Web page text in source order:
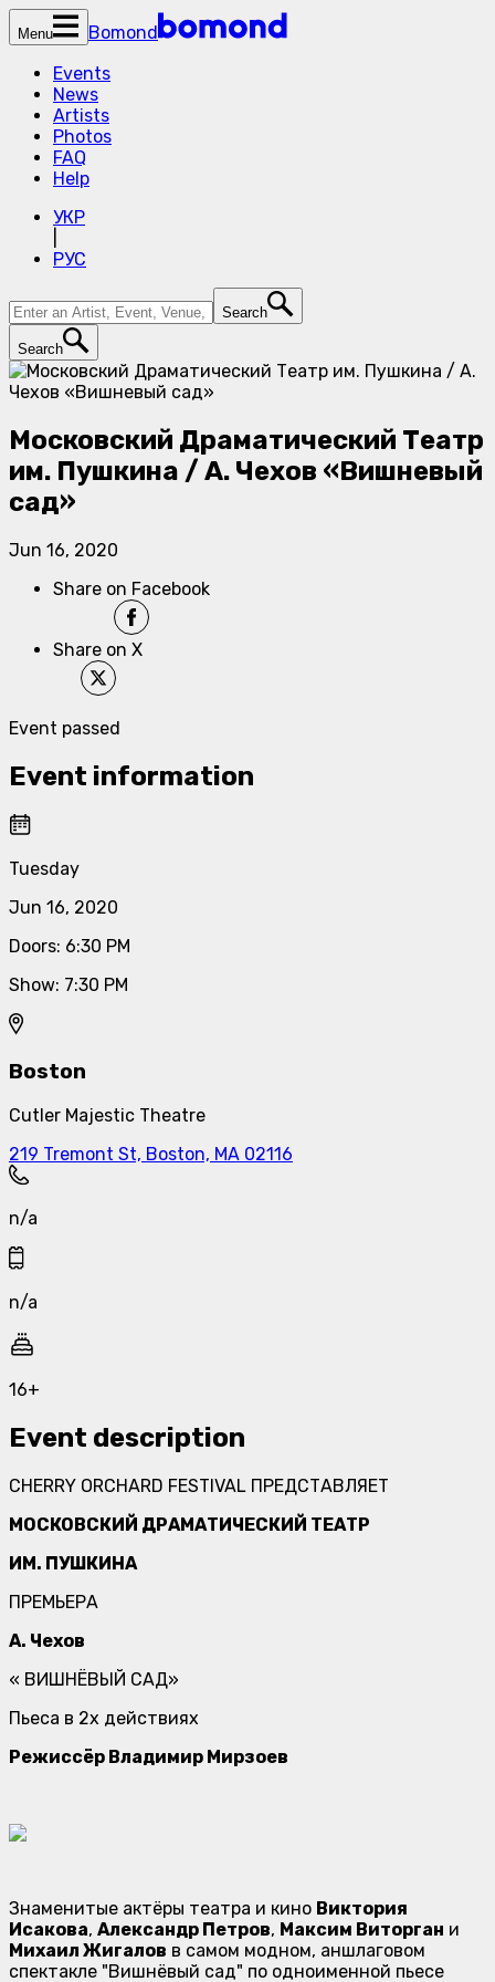
Menu
Bomond
Events
News
Artists
Photos
FAQ
Help
УКР
РУС
Search
Search
Московский Драматический Театр
им. Пушкина / А. Чехов «Вишневый
сад»
Jun 16, 2020
Share on Facebook
Share on X
Event passed
Event information
Tuesday
Jun 16, 2020
Doors: 6:30 PM
Show: 7:30 PM
Boston
Cutler Majestic Theatre
219 Tremont St, Boston, MA 02116
n/a
n/a
16+
Event description
CHERRY ORCHARD FESTIVAL ПРЕДСТАВЛЯЕТ
МОСКОВСКИЙ ДРАМАТИЧЕСКИЙ ТЕАТР
ИМ. ПУШКИНА
ПРЕМЬЕРА
А. Чехов
« ВИШНЁВЫЙ САД»
Пьеса в 2х действиях
Режиссёр Владимир Мирзоев
Знаменитые актёры театра и кино Виктория
Исакова, Александр Петров, Максим Виторган и
Михаил Жигалов в самом модном, аншлаговом
спектакле "Вишнёвый сад" по одноименной пьесе